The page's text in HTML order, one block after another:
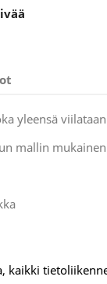
yleensä
mallin
kaikki